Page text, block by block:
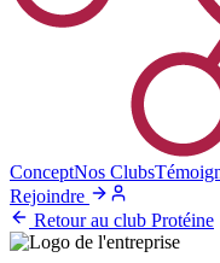
ConceptNos Clubs
Rejoindre
Retour au club Protéine